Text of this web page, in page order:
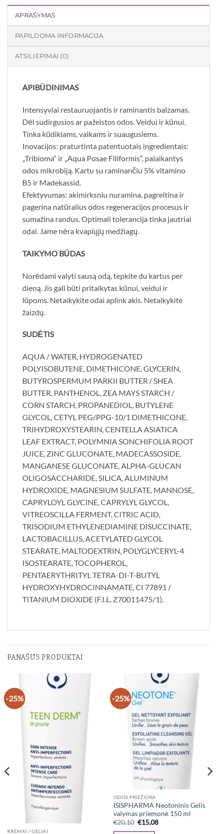
APRAŠYMAS
PAPILDOMA INFORMACIJA
ATSILIEPIMAI (0)
APIBŪDINIMAS
Intensyviai restauruojantis ir raminantis balzamas.
Dėl sudirgusios ar pažeistos odos. Veidui ir kūnui.
Tinka kūdikiams, vaikams ir suaugusiems.
Inovacijos: praturtinta patentuotais ingredientais:
„Tribioma“ ir „Aqua Posae Filiformis“, palaikantys
odos mikrobiją. Kartu su raminančiu 5% vitamino
B5 ir Madekassid.
Efektyvumas: akimirksniu nuramina, pagreitina ir
pagerina natūralius odos regeneracijos procesus ir
sumažina randus. Optimali tolerancija tinka jautriai
odai. Jame nėra kvapiųjų medžiagų.
TAIKYMO BŪDAS
Norėdami valyti sausą odą, tepkite du kartus per
dieną. Jis gali būti pritaikytas kūnui, veidui ir
lūpoms. Netaikykite odai aplink akis. Netaikykite
žaizdų.
SUDĖTIS
AQUA / WATER, HYDROGENATED
POLYISOBUTENE, DIMETHICONE, GLYCERIN,
BUTYROSPERMUM PARKII BUTTER / SHEA
BUTTER, PANTHENOL, ZEA MAYS STARCH /
CORN STARCH, PROPANEDIOL, BUTYLENE
GLYCOL, CETYL PEG/PPG-10/1 DIMETHICONE,
TRIHYDROXYSTEARIN, CENTELLA ASIATICA
LEAF EXTRACT, POLYMNIA SONCHIFOLIA ROOT
JUICE, ZINC GLUCONATE, MADECASSOSIDE,
MANGANESE GLUCONATE, ALPHA-GLUCAN
OLIGOSACCHARIDE, SILICA, ALUMINUM
HYDROXIDE, MAGNESIUM SULFATE, MANNOSE,
CAPRYLOYL GLYCINE, CAPRYLYL GLYCOL,
VITREOSCILLA FERMENT, CITRIC ACID,
TRISODIUM ETHYLENEDIAMINE DISUCCINATE,
LACTOBACILLUS, ACETYLATED GLYCOL
STEARATE, MALTODEXTRIN, POLYGLYCERYL-4
ISOSTEARATE, TOCOPHEROL,
PENTAERYTHRITYL TETRA-DI-T-BUTYL
HYDROXYHYDROCINNAMATE, CI 77891 /
TITANIUM DIOXIDE (F.I.L. Z70011475/1).
PANAŠŪS PRODUKTAI
-25%
KREMAI / GELIAI
-25%
ODOS PRIEŽIŪRA
ISISPHARMA Neotoninis Gelis
valymas priemonė 150 ml
€20,10 Original
price
€15,08Current